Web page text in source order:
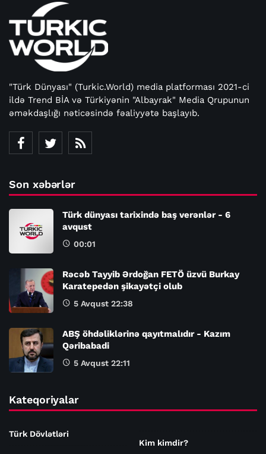
"Türk Dünyası" (Turkic.World) media platforması 2021-ci
ildə Trend BİA və Türkiyənin "Albayrak" Media Qrupunun
əməkdaşlığı nəticəsində fəaliyyətə başlayıb.
Son xəbərlər
Türk dünyası tarixində baş verənlər - 6
avqust
00:01
Rəcəb Tayyib Ərdoğan FETÖ üzvü Burkay
Karatepedən şikayətçi olub
5 Avqust 22:38
ABŞ öhdəliklərinə qayıtmalıdır - Kazım
Qəribabadi
5 Avqust 22:11
Kateqoriyalar
Türk Dövlətləri
Kim kimdir?